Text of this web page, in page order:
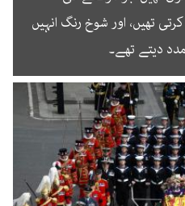
تھیں، اور شوخ رنگ انہیں
دیتے تھے۔